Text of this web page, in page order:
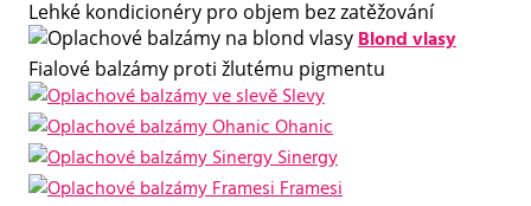
Lehké kondicionéry pro objem bez zatěžování
Blond vlasy
Fialové balzámy proti žlutému pigmentu
Slevy
Ohanic
Sinergy
Framesi